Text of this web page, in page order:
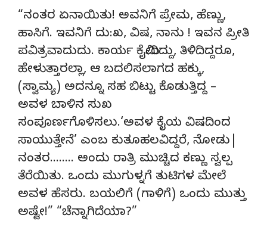
“ನಂತರ ಏನಾಯಿತು! ಅವನಿಗೆ ಪ್ರೇಮ, ಹೆಣ್ಣು,
ಹಾಸಿಗೆ. ಇವನಿಗೆ ದು:ಖ, ವಿಷ, ನಾನು ! ಇವನ ಪ್ರೀತಿ
ಪವಿತ್ರವಾದುದು. ಕಾರ್ಯ ಕೈಮೀರಿದ್ದು, ತಿಳಿದಿದ್ದರೂ,
ಹೇಳುತ್ತಾರಲ್ಲಾ, ಆ ಬದಲಿಸಲಾಗದ ಹಕ್ಕು,
(ಸ್ವಾಮ್ಯ) ಅದನ್ನೂ ಸಹ ಬಿಟ್ಟು ಕೊಡುತ್ತಿದ್ದ –
ಅವಳ ಬಾಳಿನ ಸುಖ
ಸಂಪೂರ್ಣಗೊಳಿಸಲು.‘ಅವಳ ಕೈಯ ವಿಷದಿಂದ
ಸಾಯುತ್ತೇನೆ’ ಎಂಬ ಕುತೂಹಲವಿದ್ದರೆ, ನೋಡು|
ನಂತರ…….. ಅಂದು ರಾತ್ರಿ ಮುಚ್ಚಿದ ಕಣ್ಣು ಸ್ವಲ್ಪ
ತೆರೆಯಿತು. ಒಂದು ಮುಗುಳ್ನಗೆ ತುಟಿಗಳ ಮೇಲೆ
ಅವಳ ಹೆಸರು. ಬಯಲಿಗೆ (ಗಾಳಿಗೆ) ಒಂದು ಮುತ್ತು
ಅಷ್ಟೇ!” “ಚೆನ್ನಾಗಿದೆಯಾ?”